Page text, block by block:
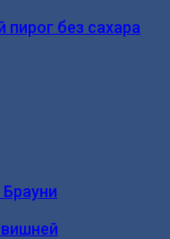
без сахара